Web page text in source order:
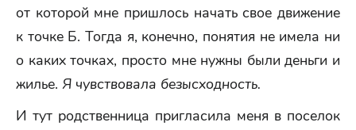
от которой мне пришлось начать свое движение
к точке Б. Тогда я, конечно, понятия не имела ни
о каких точках, просто мне нужны были деньги и
жилье. Я чувствовала безысходность.
И тут родственница пригласила меня в поселок